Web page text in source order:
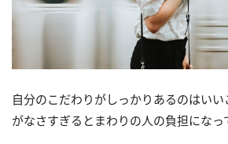
自分のこだわりがしっかりあるのはい
がなさすぎるとまわりの人の負担になっ